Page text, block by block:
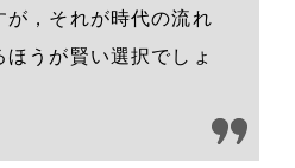
が，それが時代の流れ
うが賢い選択でしょ